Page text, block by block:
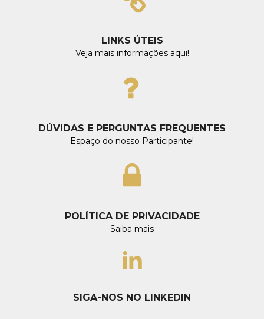
LINKS ÚTEIS
Veja mais informações aqui!
DÚVIDAS E PERGUNTAS FREQUENTES
Espaço do nosso Participante!
POLÍTICA DE PRIVACIDADE
Saiba mais
SIGA-NOS NO LINKEDIN